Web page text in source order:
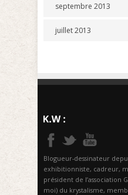
septembre 2013
juillet 2013
Blogueur-dessinateur
exhibitionniste, cadreur,
président de l’association
moi) du krystalisme,